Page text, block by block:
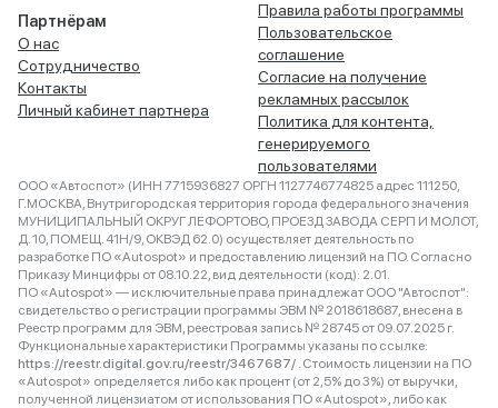
Партнёрам
О нас
Сотрудничество
Контакты
Личный кабинет партнера
Правила работы программы
Пользовательское
соглашение
Согласие на получение
рекламных рассылок
Политика для контента,
генерируемого
пользователями
ООО «Автоспот» (ИНН 7715936827 ОРГН 1127746774825 адрес 111250,
Г.МОСКВА, Внутригородская территория города федерального значения
МУНИЦИПАЛЬНЫЙ ОКРУГ ЛЕФОРТОВО, ПРОЕЗД ЗАВОДА СЕРП И МОЛОТ,
Д. 10, ПОМЕЩ. 41Н/9, ОКВЭД 62.0) осуществляет деятельность по
разработке ПО «Autospot» и предоставлению лицензий на ПО. Согласно
Приказу Минцифры от 08.10.22, вид деятельности (код): 2.01.
ПО «Autospot» — исключительные права принадлежат ООО "Автоспот":
свидетельство о регистрации программы ЭВМ № 2018618687, внесена в
Реестр программ для ЭВМ, реестровая запись № 28745 от 09.07.2025 г.
Функциональные характеристики Программы указаны по ссылке:
https://reestr.digital.gov.ru/reestr/3467687/ . Стоимость лицензии на ПО
«Autospot» определяется либо как процент (от 2,5% до 3%) от выручки,
полученной лицензиатом от использования ПО «Autospot», либо как